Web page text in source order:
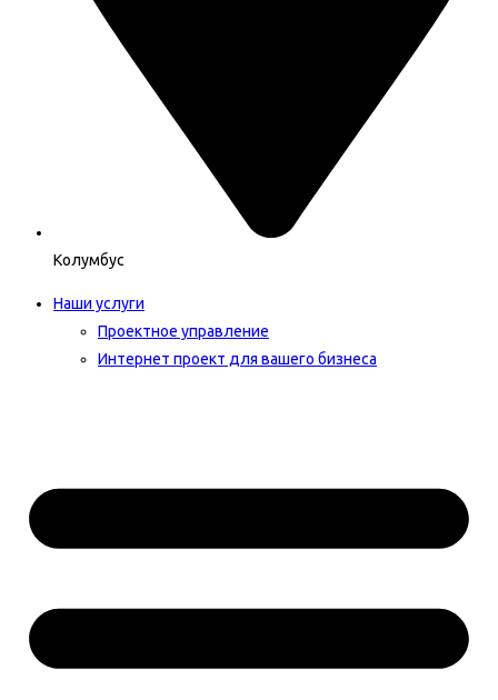
Колумбус
Наши услуги
Проектное управление
Интернет проект для вашего бизнеса​